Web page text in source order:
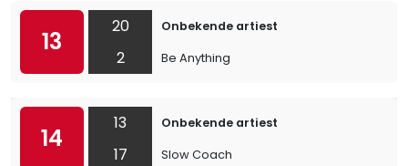
13
20
2
Onbekende artiest
Be Anything
14
13
17
Onbekende artiest
Slow Coach